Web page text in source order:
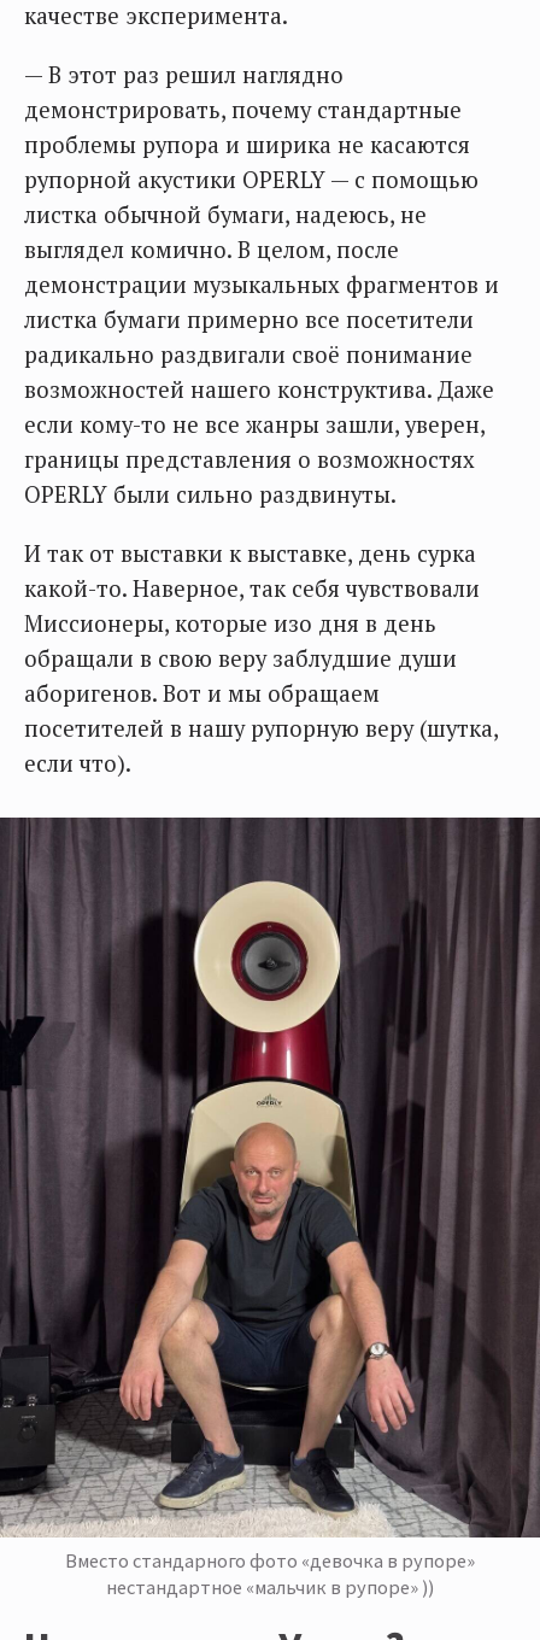
качестве эксперимента.
— В этот раз решил наглядно
демонстрировать, почему стандартные
проблемы рупора и ширика не касаются
рупорной акустики OPERLY — с помощью
листка обычной бумаги, надеюсь, не
выглядел комично. В целом, после
демонстрации музыкальных фрагментов и
листка бумаги примерно все посетители
радикально раздвигали своё понимание
возможностей нашего конструктива. Даже
если кому-то не все жанры зашли, уверен,
границы представления о возможностях
OPERLY были сильно раздвинуты.
И так от выставки к выставке, день сурка
какой-то. Наверное, так себя чувствовали
Миссионеры, которые изо дня в день
обращали в свою веру заблудшие души
аборигенов. Вот и мы обращаем
посетителей в нашу рупорную веру (шутка,
если что).
Вместо стандарного фото «девочка в рупоре»
нестандартное «мальчик в рупоре» ))